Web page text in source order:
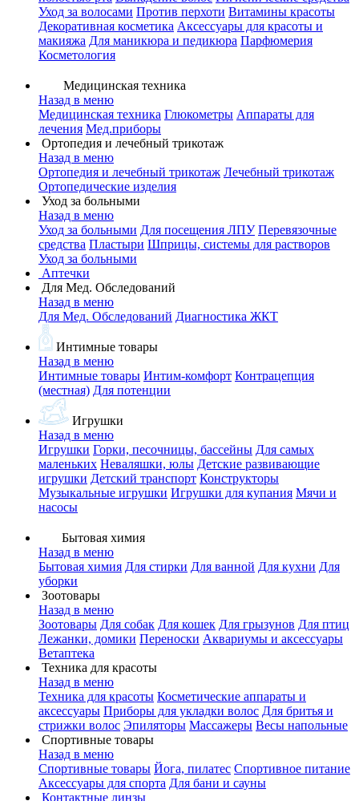
Уход за волосами Против перхоти Витамины красоты
Декоративная косметика Аксессуары для красоты и
макияжа Для маникюра и педикюра Парфюмерия
Косметология
Медицинская техника
Назад в меню
Медицинская техника Глюкометры Аппараты для
лечения Мед.приборы
Ортопедия и лечебный трикотаж
Назад в меню
Ортопедия и лечебный трикотаж Лечебный трикотаж
Ортопедические изделия
Уход за больными
Назад в меню
Уход за больными Для посещения ЛПУ Перевязочные
средства Пластыри Шприцы, системы для растворов
Уход за больными
Аптечки
Для Мед. Обследований
Назад в меню
Для Мед. Обследований Диагностика ЖКТ
Интимные товары
Назад в меню
Интимные товары Интим-комфорт Контрацепция
(местная) Для потенции
Игрушки
Назад в меню
Игрушки Горки, песочницы, бассейны Для самых
маленьких Неваляшки, юлы Детские развивающие
игрушки Детский транспорт Конструкторы
Музыкальные игрушки Игрушки для купания Мячи и
насосы
Бытовая химия
Назад в меню
Бытовая химия Для стирки Для ванной Для кухни Для
уборки
Зоотовары
Назад в меню
Зоотовары Для собак Для кошек Для грызунов Для птиц
Лежанки, домики Переноски Аквариумы и аксессуары
Ветаптека
Техника для красоты
Назад в меню
Техника для красоты Косметические аппараты и
аксессуары Приборы для укладки волос Для бритья и
стрижки волос Эпиляторы Массажеры Весы напольные
Спортивные товары
Назад в меню
Спортивные товары Йога, пилатес Спортивное питание
Аксессуары для спорта Для бани и сауны
Контактные линзы